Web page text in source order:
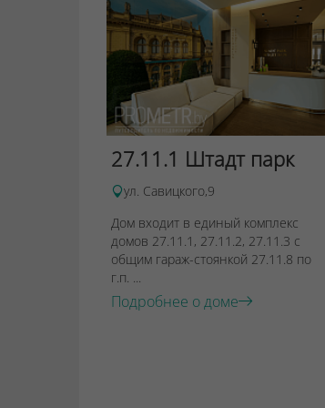
27.11.1 Штадт парк
ул. Савицкого,9
Дом входит в единый комплекс
домов 27.11.1, 27.11.2, 27.11.3 с
общим гараж-стоянкой 27.11.8 по
г.п. ...
Подробнее о доме